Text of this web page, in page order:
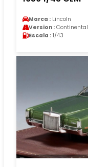
Marca : Lincoln
Version : Continental
Escala : 1/43